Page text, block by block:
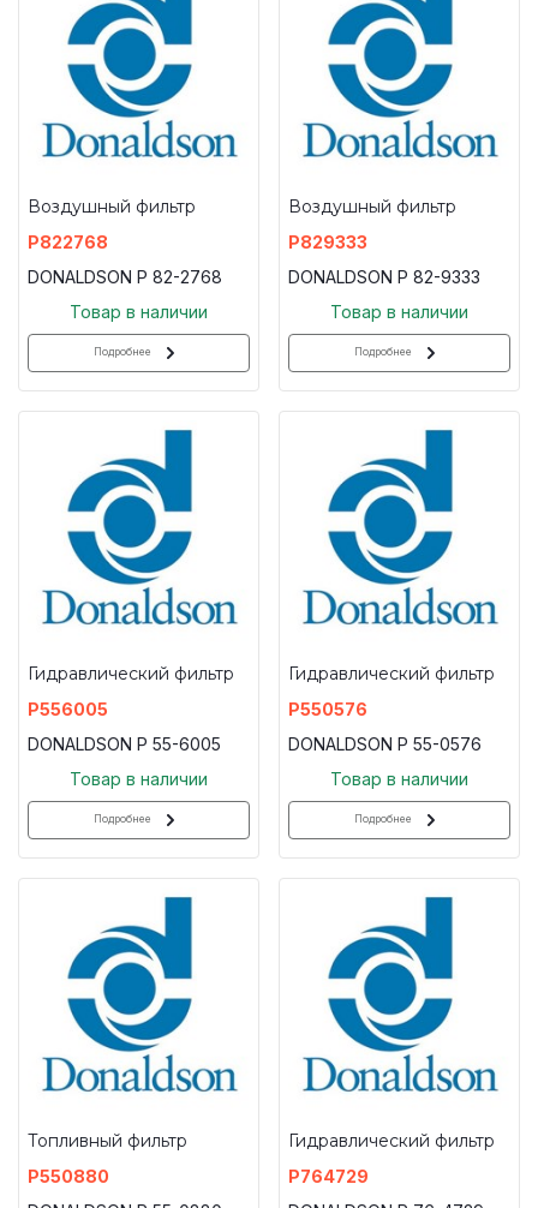
Воздушный фильтр
P822768
DONALDSON P 82-2768
Товар в наличии
Подробнее
Воздушный фильтр
P829333
DONALDSON P 82-9333
Товар в наличии
Подробнее
Гидравлический фильтр
P556005
DONALDSON P 55-6005
Товар в наличии
Подробнее
Гидравлический фильтр
P550576
DONALDSON P 55-0576
Товар в наличии
Подробнее
Топливный фильтр
P550880
Гидравлический фильтр
P764729